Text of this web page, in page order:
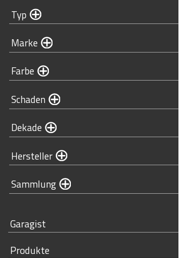
Typ
Marke
Farbe
Schaden
Dekade
Hersteller
Sammlung
Garagist
Produkte